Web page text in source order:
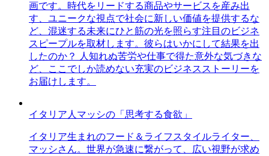
画です。時代をリードする商品やサービスを産み出
す、ユニークな視点で社会に新しい価値を提供するな
ど、混迷する未来にひと筋の光を照らす注目のビジネ
スピープルを取材します。彼らはいかにして結果を出
したのか？ 人知れぬ苦労や仕事で得た意外な気づきな
ど、ここでしか読めない充実のビジネスストーリーを
お届けします。
イタリア人マッシの「思考する食欲」
イタリア生まれのフード＆ライフスタイルライター、
マッシさん。世界が急速に繋がって、広い視野が求め